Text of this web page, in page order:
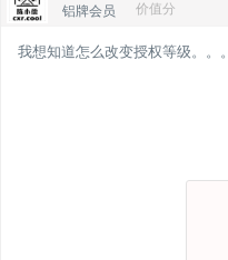
铝牌会员
价值分
我想知道怎么改变授权等级。。。